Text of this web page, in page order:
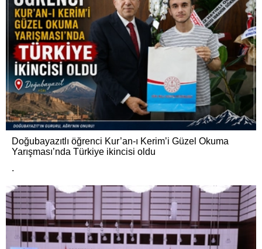
Doğubayazıtlı öğrenci Kur’an-ı Kerim’i Güzel Okuma
Yarışması’nda Türkiye ikincisi oldu
.